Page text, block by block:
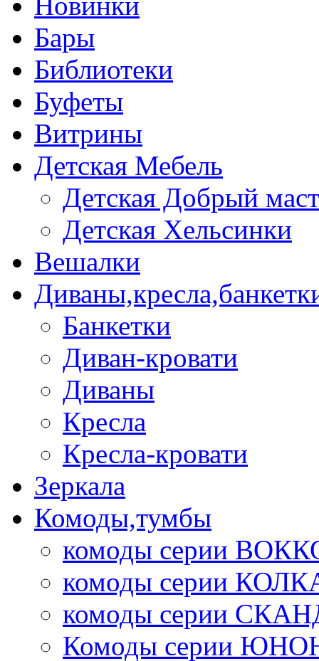
Бары
Библиотеки
Буфеты
Витрины
Детская Мебель
Детская Добрый
Детская Хельсинки
Вешалки
Банкетки
Диван-кровати
Диваны
Кресла
Кресла-кровати
Зеркала
Комоды,тумбы
комоды серии
комоды серии
комоды серии
Комоды серии